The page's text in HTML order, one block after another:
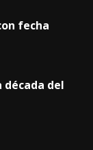
fecha
del